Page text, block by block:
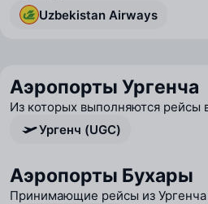
Uzbekistan Airways
Аэропорты Ургенча
Из которых выполняются рейсы
Ургенч (UGC)
Аэропорты Бухары
Принимающие рейсы из Ургенча